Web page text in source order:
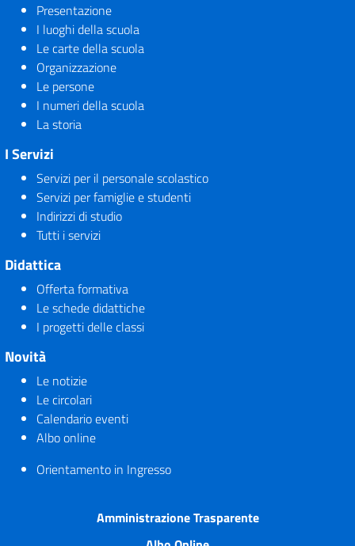
Presentazione
I luoghi della scuola
Le carte della scuola
Organizzazione
Le persone
I numeri della scuola
La storia
I Servizi
Servizi per il personale scolastico
Servizi per famiglie e studenti
Indirizzi di studio
Tutti i servizi
Didattica
Offerta formativa
Le schede didattiche
I progetti delle classi
Novità
Le notizie
Le circolari
Calendario eventi
Albo online
Orientamento in Ingresso
Amministrazione Trasparente